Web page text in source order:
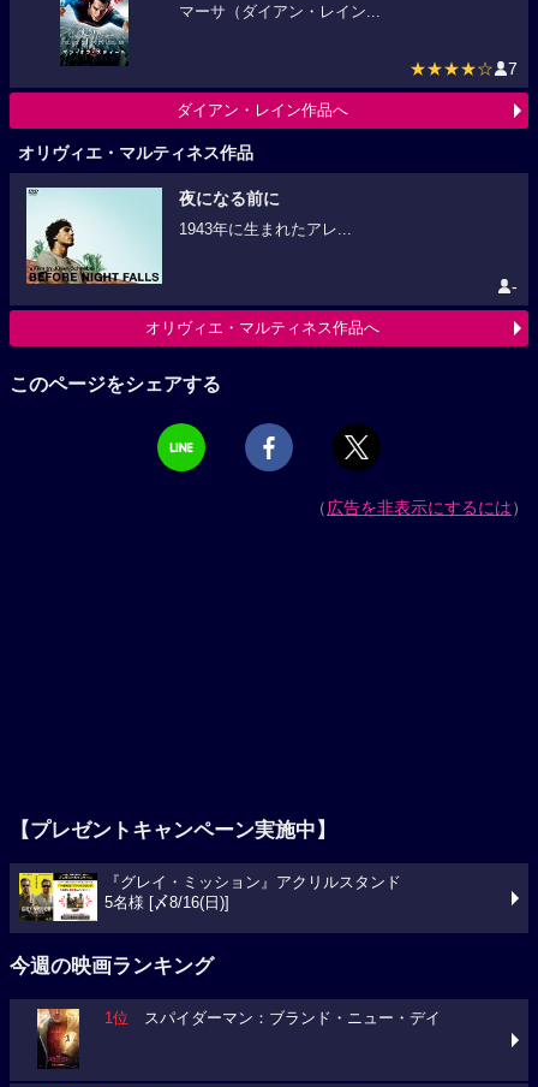
マーサ（ダイアン・レイン...
★★★★☆ 7
ダイアン・レイン作品へ
オリヴィエ・マルティネス作品
夜になる前に
1943年に生まれたアレ...
-
オリヴィエ・マルティネス作品へ
このページをシェアする
（広告を非表示にするには）
【プレゼントキャンペーン実施中】
『グレイ・ミッション』アクリルスタンド
5名様 [〆8/16(日)]
今週の映画ランキング
1位 スパイダーマン：ブランド・ニュー・デイ